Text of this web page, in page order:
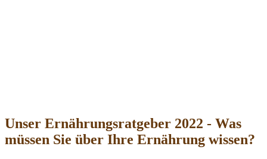
Unser Ernährungsratgeber 2022 - Was
müssen Sie über Ihre Ernährung wissen?